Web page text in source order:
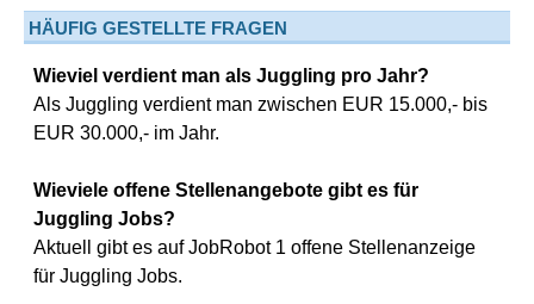
HÄUFIG GESTELLTE FRAGEN
Wieviel verdient man als Juggling pro Jahr?
Als Juggling verdient man zwischen EUR 15.000,- bis
EUR 30.000,- im Jahr.
Wieviele offene Stellenangebote gibt es für
Juggling Jobs?
Aktuell gibt es auf JobRobot 1 offene Stellenanzeige
für Juggling Jobs.